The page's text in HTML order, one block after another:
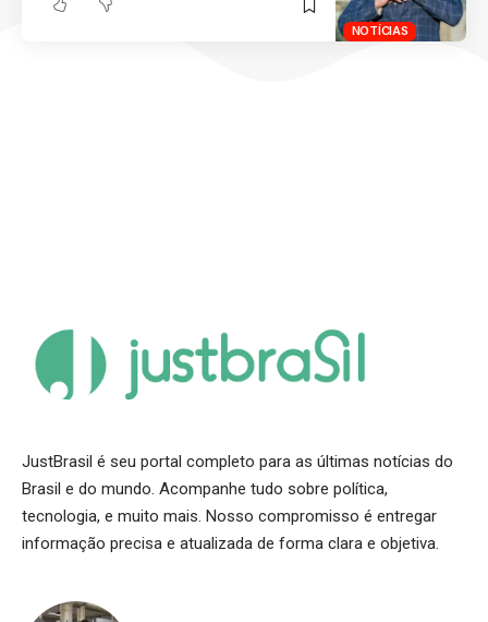
NOTÍCIAS
JustBrasil é seu portal completo para as últimas notícias do
Brasil e do mundo. Acompanhe tudo sobre política,
tecnologia, e muito mais. Nosso compromisso é entregar
informação precisa e atualizada de forma clara e objetiva.